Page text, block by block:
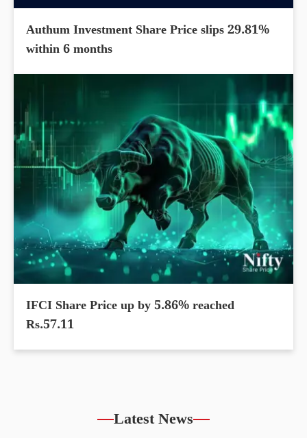
Authum Investment Share Price slips 29.81%
within 6 months
IFCI Share Price up by 5.86% reached
Rs.57.11
Latest News